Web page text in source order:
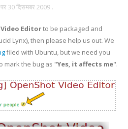
पर 30 दिसमबर 2009 .
Editorto be packaged and
Lynx), then please help us out. We
filed with Ubuntu, but we need you
mark the bug as "Yes, it affects me".